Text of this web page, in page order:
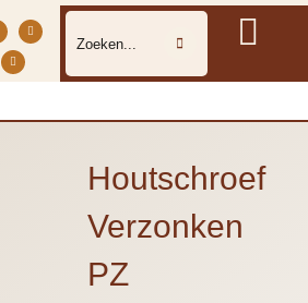
Houtschroef
Verzonken
PZ